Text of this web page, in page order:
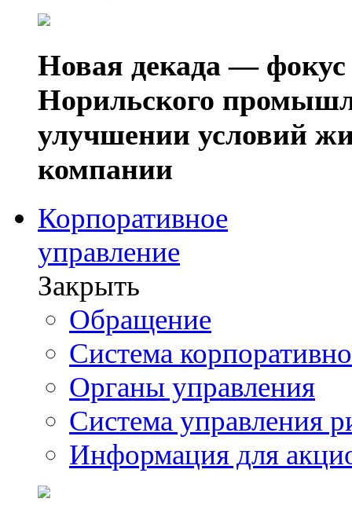
Новая декада — фокус
Норильского
улучшении условий
компании
Корпоративное
управление
Закрыть
Обращение
Система
Органы управления
Система управления
Информация для